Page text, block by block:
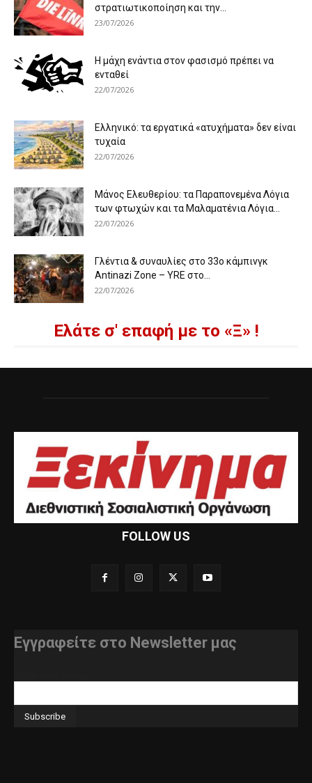
στρατιωτικοποίηση και την...
23/07/2026
Η μάχη ενάντια στον φασισμό πρέπει να
ενταθεί
22/07/2026
Ελληνικό: τα εργατικά «ατυχήματα» δεν είναι
τυχαία
22/07/2026
Μάνος Ελευθερίου: τα Παραπονεμένα Λόγια
των φτωχών και τα Μαλαματένια Λόγια...
22/07/2026
Γλέντια & συναυλίες στο 33ο κάμπινγκ
Antinazi Zone – YRE στο...
22/07/2026
Ελάτε σ' επαφή με το «Ξ» !
FOLLOW US
Εγγραφείτε στο Newsletter μας